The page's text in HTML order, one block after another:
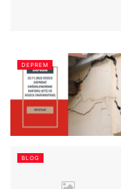
DEPREM
BLOG